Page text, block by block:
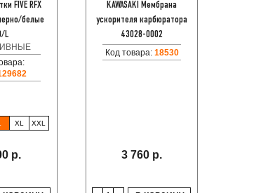
FIVE RFX
белые
L
XL XXL
р.
KAWASAKI Мембрана
ускорителя карбюратора
43028-0002
Код товара: 18530
3 760 р.